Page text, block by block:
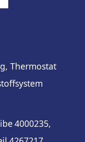
Thermostat
4000235,